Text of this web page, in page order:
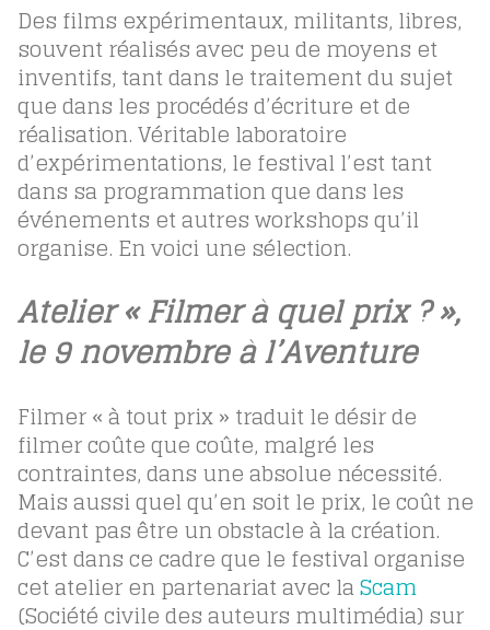
Des films expérimentaux, militants, libres,
souvent réalisés avec peu de moyens et
inventifs, tant dans le traitement du sujet
que dans les procédés d’écriture et de
réalisation. Véritable laboratoire
d’expérimentations, le festival l’est tant
dans sa programmation que dans les
événements et autres workshops qu’il
organise. En voici une sélection.
Atelier « Filmer à quel prix ? »,
le 9 novembre à l’Aventure
Filmer « à tout prix » traduit le désir de
filmer coûte que coûte, malgré les
contraintes, dans une absolue nécessité.
Mais aussi quel qu’en soit le prix, le coût ne
devant pas être un obstacle à la création.
C’est dans ce cadre que le festival organise
cet atelier en partenariat avec laScam
(Société civile des auteurs multimédia) sur